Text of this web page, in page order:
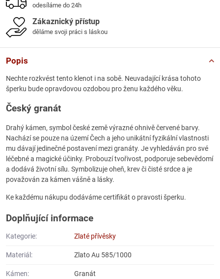
odesíláme do 24h
Zákaznický přístup
děláme svoji práci s láskou
Popis
Nechte rozkvést tento klenot i na sobě. Neuvadající krása tohoto
šperku bude opravdovou ozdobou pro ženu každého věku.
Český granát
Drahý kámen, symbol české země výrazné ohnivě červené barvy.
Nachází se pouze na území Čech a jeho unikátní fyzikální vlastnosti
mu dávají jedinečné postavení mezi granáty. Je vyhledáván pro své
léčebné a magické účinky. Probouzí tvořivost, podporuje sebevědomí
a dodává životní sílu. Symbolizuje oheň, krev či čisté srdce a je
považován za kámen vášně a lásky.
Ke každému nákupu dodáváme certifikát o pravosti šperku.
Doplňující informace
Kategorie: Zlaté přívěsky
Materiál: Zlato Au 585/1000
Kámen: Granát